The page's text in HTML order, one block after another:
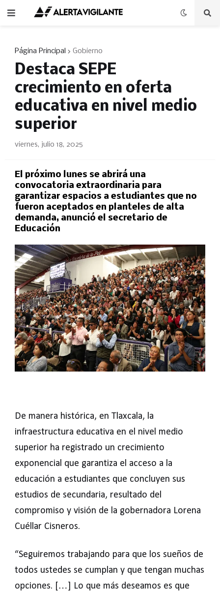
Página Principal Gobierno
Destaca SEPE
crecimiento en oferta
educativa en nivel medio
superior
viernes, julio 18, 2025
El próximo lunes se abrirá una
convocatoria extraordinaria para
garantizar espacios a estudiantes que no
fueron aceptados en planteles de alta
demanda, anunció el secretario de
Educación
De manera histórica, en Tlaxcala, la
infraestructura educativa en el nivel medio
superior ha registrado un crecimiento
exponencial que garantiza el acceso a la
educación a estudiantes que concluyen sus
estudios de secundaria, resultado del
compromiso y visión de la gobernadora Lorena
Cuéllar Cisneros.
“Seguiremos trabajando para que los sueños de
todos ustedes se cumplan y que tengan muchas
opciones. […] Lo que más deseamos es que